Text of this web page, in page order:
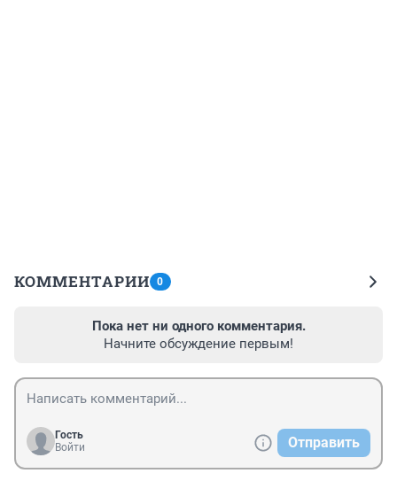
КОММЕНТАРИИ 0
Пока нет ни одного комментария.
Начните обсуждение первым!
Гость
Войти
Отправить